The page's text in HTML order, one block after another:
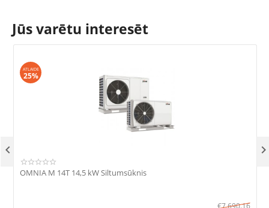
Jūs varētu interesēt
ATLAIDE
25%
OMNIA M 14T 14,5 kW Siltumsūknis
€7,690.16
